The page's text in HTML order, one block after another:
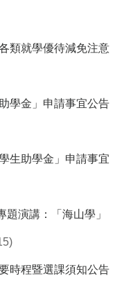
類就學優待減免注意
學金」申請事宜公告
生助學金」申請事宜
題演講：「海山學」
時程暨選課須知公告